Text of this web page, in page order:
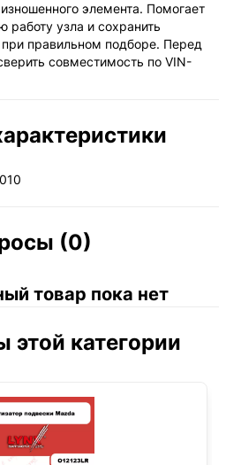
элемента. Помогает
работу узла и сохранить
правильном подборе. Перед
совместимость по VIN-
(0)
товар пока нет
этой категории